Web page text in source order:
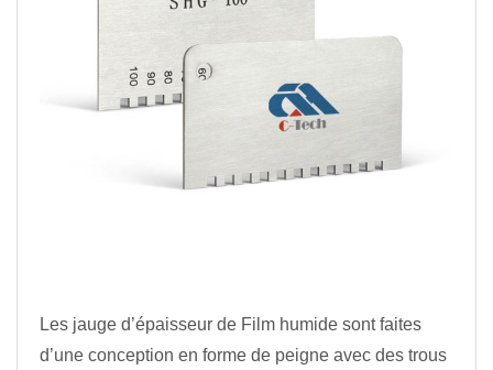
Les jauge d’épaisseur de Film humide sont faites
d’une conception en forme de peigne avec des trous